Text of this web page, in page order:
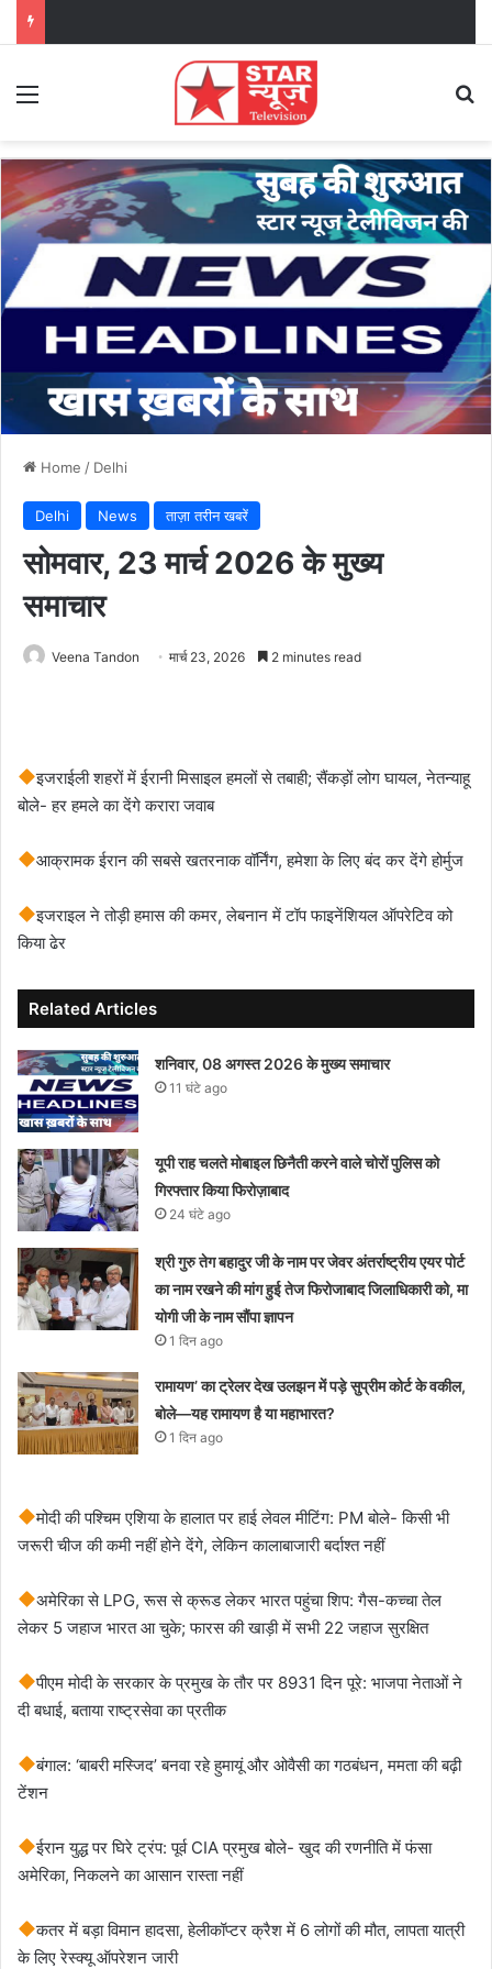
Menu
Home / Delhi
Delhi News ताज़ा तरीन खबरें
सोमवार, 23 मार्च 2026 के मुख्य
समाचार
Veena Tandon मार्च 23, 2026 2 minutes read
इजराईली शहरों में ईरानी मिसाइल हमलों से तबाही; सैंकड़ों लोग घायल, नेतन्याहू
बोले- हर हमले का देंगे करारा जवाब
आक्रामक ईरान की सबसे खतरनाक वॉर्निंग, हमेशा के ल‍िए बंद कर देंगे होर्मुज
इजराइल ने तोड़ी हमास की कमर, लेबनान में टॉप फाइनेंशियल ऑपरेटिव को
किया ढेर
Related Articles
शनिवार, 08 अगस्त 2026 के मुख्य समाचार
11 घंटे ago
यूपी राह चलते मोबाइल छिनैती करने वाले चोरों पुलिस को
गिरफ्तार किया फिरोज़ाबाद
24 घंटे ago
श्री गुरु तेग बहादुर जी के नाम पर जेवर अंतर्राष्ट्रीय एयर पोर्ट
का नाम रखने की मांग हुई तेज फिरोजाबाद जिलाधिकारी को, मा
योगी जी के नाम सौंपा ज्ञापन
1 दिन ago
रामायण’ का ट्रेलर देख उलझन में पड़े सुप्रीम कोर्ट के वकील,
बोले—यह रामायण है या महाभारत?
1 दिन ago
मोदी की पश्चिम एशिया के हालात पर हाई लेवल मीटिंग: PM बोले- किसी भी
जरूरी चीज की कमी नहीं होने देंगे, लेकिन कालाबाजारी बर्दाश्त नहीं
अमेरिका से LPG, रूस से क्रूड लेकर भारत पहुंचा शिप: गैस-कच्चा तेल
लेकर 5 जहाज भारत आ चुके; फारस की खाड़ी में सभी 22 जहाज सुरक्षित
पीएम मोदी के सरकार के प्रमुख के तौर पर 8931 दिन पूरे: भाजपा नेताओं ने
दी बधाई, बताया राष्ट्रसेवा का प्रतीक
बंगाल: ‘बाबरी मस्जिद’ बनवा रहे हुमायूं और ओवैसी का गठबंधन, ममता की बढ़ी
टेंशन
ईरान युद्ध पर घिरे ट्रंप: पूर्व CIA प्रमुख बोले- खुद की रणनीति में फंसा
अमेरिका, निकलने का आसान रास्ता नहीं
कतर में बड़ा विमान हादसा, हेलीकॉप्टर क्रैश में 6 लोगों की मौत, लापता यात्री
के लिए रेस्क्यू ऑपरेशन जारी